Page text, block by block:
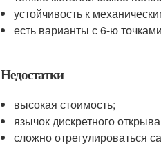
устойчивость к
есть варианты с 6-ю
Недостатки
высокая стоимость;
язычок дискретного
сложно отрегулироваться